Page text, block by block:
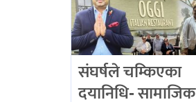
संघर्षले चम्किएका
दयानिधि- सामाजिक